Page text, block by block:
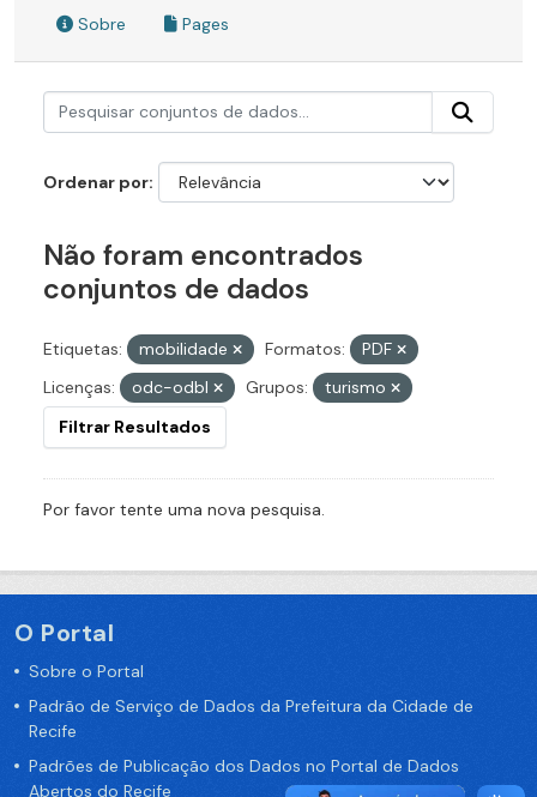
Sobre Pages
Ordenar por
Não foram encontrados
conjuntos de dados
Etiquetas: mobilidade Formatos:
PDF
Licenças:
odc-odbl Grupos:
turismo
Filtrar Resultados
Por favor tente uma nova pesquisa.
O Portal
Sobre o Portal
Padrão de Serviço de Dados da Prefeitura da Cidade de
Recife
Padrões de Publicação dos Dados no Portal de Dados
Abertos do Recife